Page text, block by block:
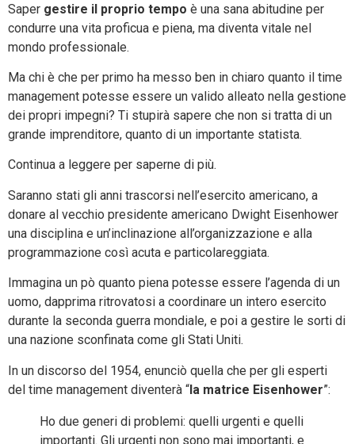
Saper gestire il proprio tempo è una sana abitudine per
condurre una vita proficua e piena, ma diventa vitale nel
mondo professionale.
Ma chi è che per primo ha messo ben in chiaro quanto il time
management potesse essere un valido alleato nella gestione
dei propri impegni? Ti stupirà sapere che non si tratta di un
grande imprenditore, quanto di un importante statista.
Continua a leggere per saperne di più.
Saranno stati gli anni trascorsi nell’esercito americano, a
donare al vecchio presidente americano Dwight Eisenhower
una disciplina e un’inclinazione all’organizzazione e alla
programmazione così acuta e particolareggiata.
Immagina un pò quanto piena potesse essere l’agenda di un
uomo, dapprima ritrovatosi a coordinare un intero esercito
durante la seconda guerra mondiale, e poi a gestire le sorti di
una nazione sconfinata come gli Stati Uniti.
In un discorso del 1954, enunciò quella che per gli esperti
del time management diventerà “la matrice Eisenhower”:
Ho due generi di problemi: quelli urgenti e quelli
importanti. Gli urgenti non sono mai importanti, e